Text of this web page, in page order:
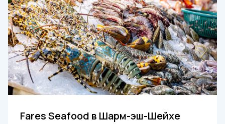
Fares Seafood в Шарм-эш-Шейхе